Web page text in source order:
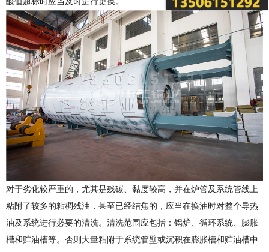
对于劣化较严重的，尤其是残碳、黏度较高，并在炉管及系统管线上
粘附了较多的粘稠残油，甚至已经结焦的，应当在换油时对整个导热
油及系统进行必要的清洗。清洗范围应包括：锅炉、循环系统、膨胀
槽和贮油槽等。否则大量粘附于系统管壁或沉积在膨胀槽和贮油槽中